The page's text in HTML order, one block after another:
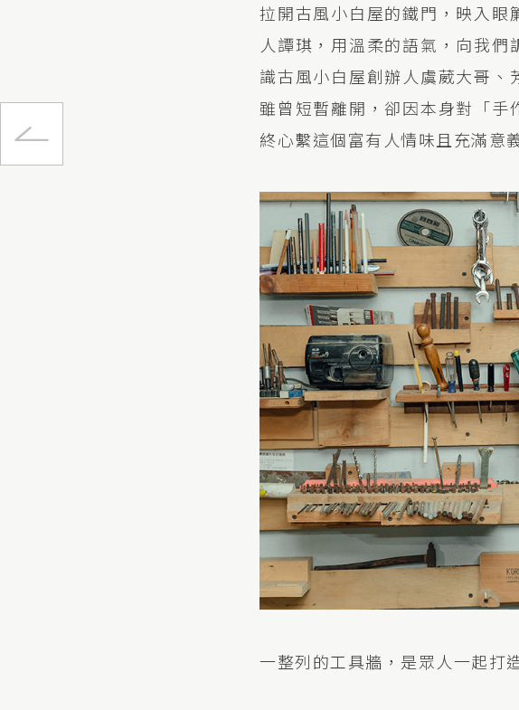
拉開古風小白屋的鐵門，映入眼
人譚琪，用溫柔的語氣，向我
識古風小白屋創辦人虞葳大哥
雖曾短暫離開，卻因本身對「
終心繫這個富有人情味且充滿意
一整列的工具牆，是眾人一起打
修理
神